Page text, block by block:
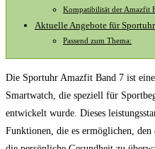
Kompatibilität der Amazfit
Aktuelle Angebote für
Passend zum Thema:
Die Sportuhr Amazfit Band 7 ist
Smartwatch, die speziell für
entwickelt wurde. Dieses
Funktionen, die es ermöglichen,